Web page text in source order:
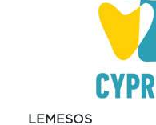
LEMESOS